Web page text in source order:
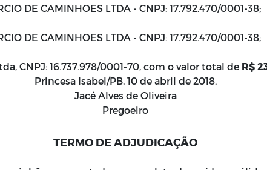
DE CAMINHOES LTDA - CNPJ: 17.792.470/0001-38;
DE CAMINHOES LTDA - CNPJ: 17.792.470/0001-38;
CNPJ: 16.737.978/0001-70, com o valor total de R$
Princesa Isabel/PB, 10 de abril de 2018.
Jacé Alves de Oliveira
Pregoeiro
TERMO DE ADJUDICAÇÃO